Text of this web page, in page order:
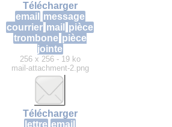
Télécharger
email
message
courrier mail
pièce
trombone pièce
jointe
256 x 256 - 19 ko
mail-attachment-2.png
Télécharger
lettre email